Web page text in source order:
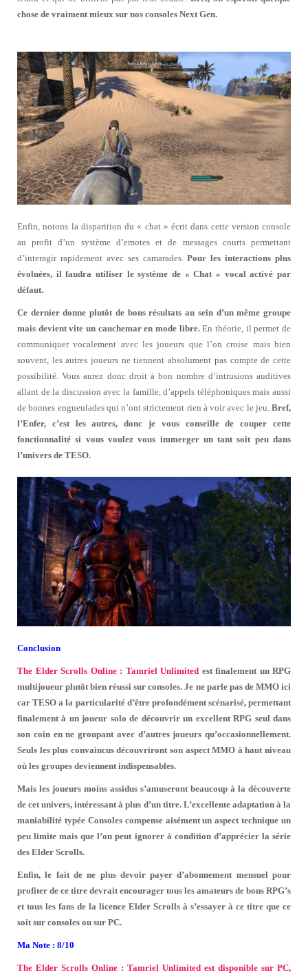
chose de vraiment mieux sur nos consoles Next Gen.
Enfin, notons la disparition du « chat » écrit dans cette version console
au profit d’un système d’emotes et de messages courts permettant
d’interagir rapidement avec ses camarades.Pour les interactions plus
évoluées, il faudra utiliser le système de « Chat » vocal activé par
défaut.
Ce dernier donne plutôt de bons résultats au sein d’un même groupe
mais devient vite un cauchemar en mode libre.En théorie, il permet de
communiquer vocalement avec les joueurs que l’on croise mais bien
souvent, les autres joueurs ne tiennent absolument pas compte de cette
possibilité. Vous aurez donc droit à bon nombre d’intrusions auditives
allant de la discussion avec la famille, d’appels téléphoniques mais aussi
de bonnes engueulades qui n’ont strictement rien à voir avec le jeu. Bref,
l’Enfer, c’est les autres, donc je vous conseille de couper cette
fonctionnalité si vous voulez vous immerger un tant soit peu dans
l’univers de TESO.
Conclusion
The Elder Scrolls Online : Tamriel Unlimited est finalement un RPG
multijoueur plutôt bien réussi sur consoles. Je ne parle pas de MMO ici
car TESO a la particularité d’être profondément scénarisé, permettant
finalement à un joueur solo de découvrir un excellent RPG seul dans
son coin en ne groupant avec d’autres joueurs qu’occasionnellement.
Seuls les plus convaincus découvriront son aspect MMO à haut niveau
où les groupes deviennent indispensables.
Mais les joueurs moins assidus s’amuseront beaucoup à la découverte
de cet univers, intéressant à plus d’un titre. L’excellente adaptation à la
maniabilité typée Consoles compense aisément un aspect technique un
peu limite mais que l’on peut ignorer à condition d’apprécier la série
des Elder Scrolls.
Enfin, le fait de ne plus devoir payer d’abonnement mensuel pour
profiter de ce titre devrait encourager tous les amateurs de bons RPG’s
et tous les fans de la licence Elder Scrolls à s’essayer à ce titre que ce
soit sur consoles ou sur PC.
Ma Note : 8/10
The Elder Scrolls Online : Tamriel Unlimited est disponible sur PC,